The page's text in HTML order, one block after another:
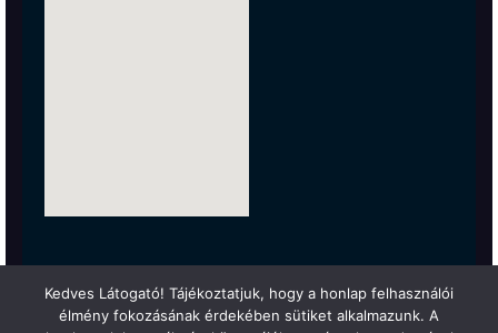
Kedves Látogató! Tájékoztatjuk, hogy a honlap felhasználói
élmény fokozásának érdekében sütiket alkalmazunk. A